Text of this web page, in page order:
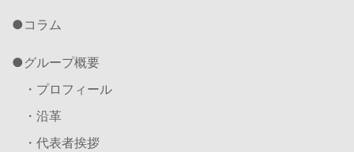
コラム
グループ概要
・プロフィール
・沿革
・代表者挨拶